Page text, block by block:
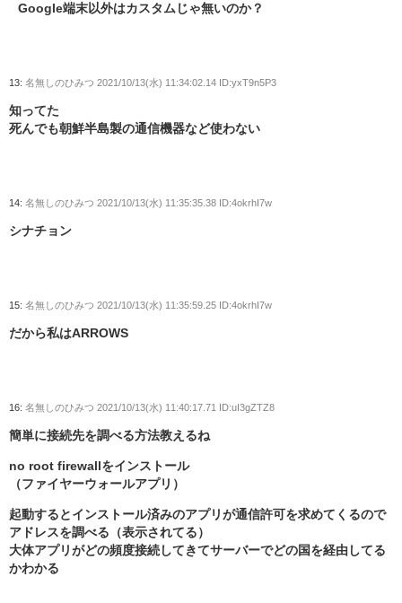
Google端末以外はカスタムじゃ無いのか？
13: 名無しのひみつ 2021/10/13(水) 11:34:02.14 ID:yxT9n5P3
知ってた
死んでも朝鮮半島製の通信機器など使わない
14: 名無しのひみつ 2021/10/13(水) 11:35:35.38 ID:4okrhI7w
シナチョン
15: 名無しのひみつ 2021/10/13(水) 11:35:59.25 ID:4okrhI7w
だから私はARROWS
16: 名無しのひみつ 2021/10/13(水) 11:40:17.71 ID:uI3gZTZ8
簡単に接続先を調べる方法教えるね
no root firewallをインストール
（ファイヤーウォールアプリ）
起動するとインストール済みのアプリが通信許可を求めてくるので
アドレスを調べる（表示されてる）
大体アプリがどの頻度接続してきてサーバーでどの国を経由してる
かわかる